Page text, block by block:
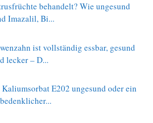
behandelt? Wie ungesund
Imazalil, Bi...
ist vollständig essbar, gesund
lecker – D...
E202 ungesund oder ein